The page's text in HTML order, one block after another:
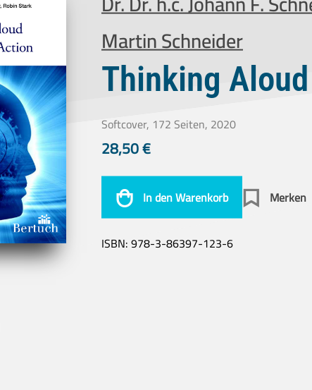
Martin Schneider
Thinking Aloud
Softcover, 172 Seiten, 2020
28,50€
In den Warenkorb Merken
ISBN:978-3-86397-123-6